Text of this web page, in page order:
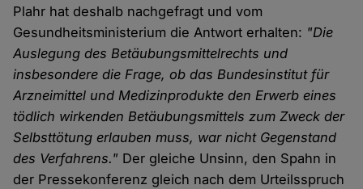
Plahr hat deshalb nachgefragt und vom
Gesundheitsministerium die Antwort erhalten: "Die
Auslegung des Betäubungsmittelrechts und
insbesondere die Frage, ob das Bundesinstitut für
Arzneimittel und Medizinprodukte den Erwerb eines
tödlich wirkenden Betäubungsmittels zum Zweck der
Selbsttötung erlauben muss, war nicht Gegenstand
des Verfahrens." Der gleiche Unsinn, den Spahn in
der Pressekonferenz gleich nach dem Urteilsspruch